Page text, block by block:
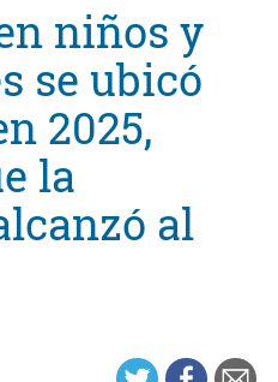
niños y
se ubicó
2025,
la
al